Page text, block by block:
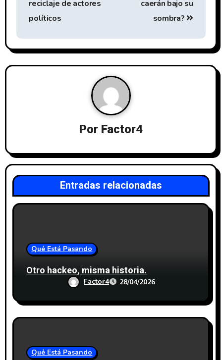
reciclaje de actores
políticos
caerán bajo su
sombra?
Por Factor4
Entradas relacionadas
Qué Está Pasando
Otro hackeo, misma historia.
Factor4 28/04/2026
Qué Está Pasando